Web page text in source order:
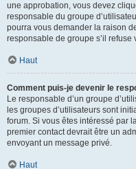
une approbation, vous devez
responsable du groupe
pourra vous demander la raison
responsable de groupe s’il refuse
Haut
Comment puis-je devenir le
Le responsable d’un groupe
les groupes d’utilisateurs sont
forum. Si vous êtes intéressé par
premier contact devrait être un
envoyant un message privé.
Haut